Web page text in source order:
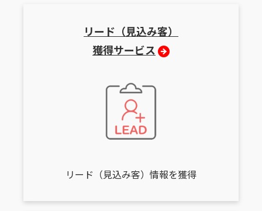
リード（見込み客）
獲得サービス
リード（見込み客）情報を獲得